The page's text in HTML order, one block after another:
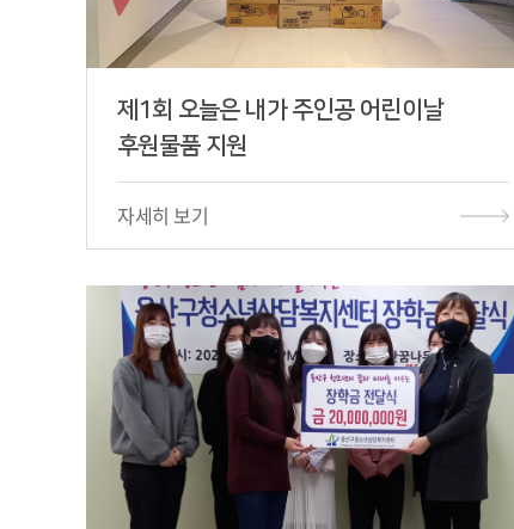
제1회 오늘은 내가 주인공 어린이날
후원물품 지원
자세히 보기